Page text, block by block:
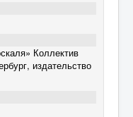
Коллектив
издательство